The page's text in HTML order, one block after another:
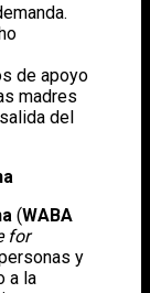
de apoyo
madres
del
(WABA
for
y
a la